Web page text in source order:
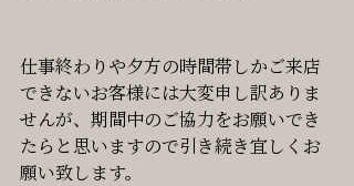
仕事終わりや夕方の時間帯しかご来店
できないお客様には大変申し訳ありま
せんが、期間中のご協力をお願いでき
たらと思いますので引き続き宜しくお
願い致します。